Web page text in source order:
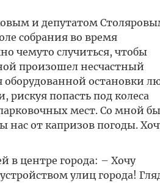
и депутатом
собрания во время
чемуто случиться, чтобы
произошел несчастный
оборудованной остановки
попасть под колеса
мест. Со мной
нас от капризов погоды.
центре города: – Хочу
улиц города!